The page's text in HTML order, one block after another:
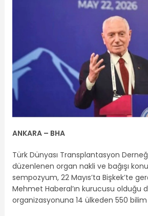
ANKARA – BHA
Türk Dünyası Transplantasyon
düzenlenen organ nakli ve bağışı
sempozyum, 22 Mayıs’ta Bişkek’te
Mehmet Haberal’ın kurucusu olduğu
organizasyonuna 14 ülkeden 550 bilim